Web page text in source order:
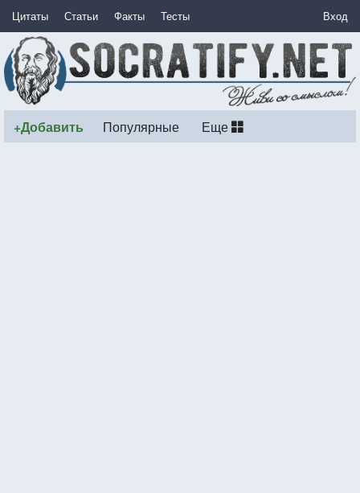
Цитаты Статьи Факты Тесты Вход
+Добавить Популярные Еще